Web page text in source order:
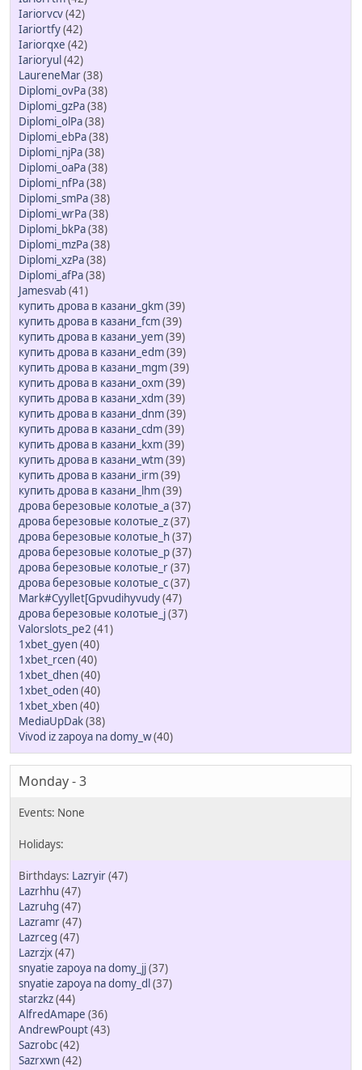
Iariorvcv(42)
Iariortfy(42)
Iariorqxe (42)
Iarioryul (42)
LaureneMar(38)
Diplomi_ovPa(38)
Diplomi_gzPa(38)
Diplomi_olPa(38)
Diplomi_ebPa(38)
Diplomi_njPa(38)
Diplomi_oaPa(38)
Diplomi_nfPa(38)
Diplomi_smPa(38)
Diplomi_wrPa(38)
Diplomi_bkPa(38)
Diplomi_mzPa(38)
Diplomi_xzPa(38)
Diplomi_afPa(38)
Jamesvab(41)
купить дрова в казани_gkm(39)
купить дрова в казани_fcm(39)
купить дрова в казани_yem(39)
купить дрова в казани_edm(39)
купить дрова в казани_mgm(39)
купить дрова в казани_oxm(39)
купить дрова в казани_xdm(39)
купить дрова в казани_dnm(39)
купить дрова в казани_cdm(39)
купить дрова в казани_kxm(39)
купить дрова в казани_wtm(39)
купить дрова в казани_irm(39)
купить дрова в казани_lhm(39)
дрова березовые колотые_a(37)
дрова березовые колотые_z(37)
дрова березовые колотые_h(37)
дрова березовые колотые_p(37)
дрова березовые колотые_r(37)
дрова березовые колотые_c(37)
Mark#Cyyllet[Gpvudihyvudy(47)
дрова березовые колотые_j(37)
Valorslots_pe2 (41)
1xbet_gyen(40)
1xbet_rcen(40)
1xbet_dhen(40)
1xbet_oden(40)
1xbet_xben(40)
MediaUpDak(38)
Vivod iz zapoya na domy_w(40)
Monday - 3
Lazryir(47)
Lazrhhu (47)
Lazruhg (47)
Lazramr(47)
Lazrceg (47)
Lazrzjx(47)
snyatie zapoya na domy_jj(37)
snyatie zapoya na domy_dl(37)
starzkz(44)
AlfredAmape (36)
AndrewPoupt(43)
Sazrobc(42)
Sazrxwn(42)